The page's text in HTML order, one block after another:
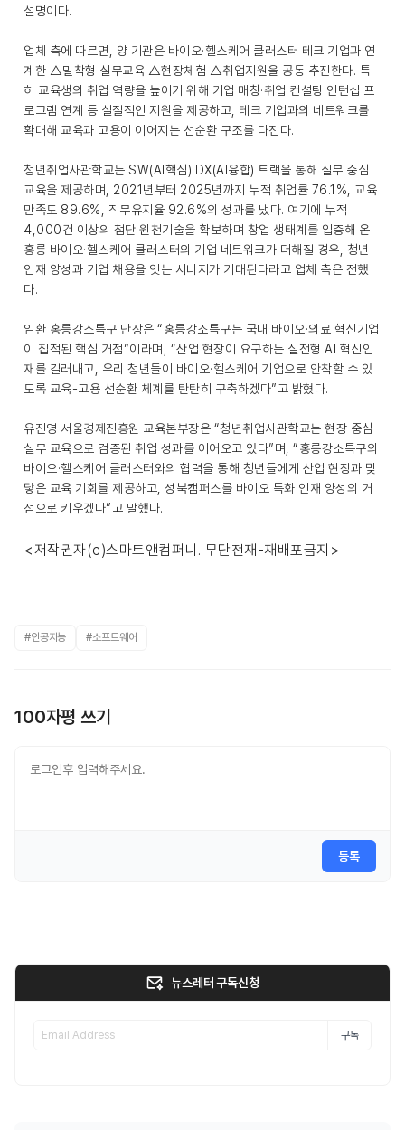
설명이다.
업체 측에 따르면, 양 기관은 바이오·헬스케어 클러스터 테크 기업과 연
계한 △밀착형 실무교육 △현장체험 △취업지원을 공동 추진한다. 특
히 교육생의 취업 역량을 높이기 위해 기업 매칭·취업 컨설팅·인턴십 프
로그램 연계 등 실질적인 지원을 제공하고, 테크 기업과의 네트워크를
확대해 교육과 고용이 이어지는 선순환 구조를 다진다.
청년취업사관학교는 SW(AI핵심)·DX(AI융합) 트랙을 통해 실무 중심
교육을 제공하며, 2021년부터 2025년까지 누적 취업률 76.1%, 교육
만족도 89.6%, 직무유지율 92.6%의 성과를 냈다. 여기에 누적
4,000건 이상의 첨단 원천기술을 확보하며 창업 생태계를 입증해 온
홍릉 바이오·헬스케어 클러스터의 기업 네트워크가 더해질 경우, 청년
인재 양성과 기업 채용을 잇는 시너지가 기대된다라고 업체 측은 전했
다.
임환 홍릉강소특구 단장은 “홍릉강소특구는 국내 바이오·의료 혁신기업
이 집적된 핵심 거점”이라며, “산업 현장이 요구하는 실전형 AI 혁신인
재를 길러내고, 우리 청년들이 바이오·헬스케어 기업으로 안착할 수 있
도록 교육-고용 선순환 체계를 탄탄히 구축하겠다”고 밝혔다.
유진영 서울경제진흥원 교육본부장은 “청년취업사관학교는 현장 중심
실무 교육으로 검증된 취업 성과를 이어오고 있다”며, “홍릉강소특구의
바이오·헬스케어 클러스터와의 협력을 통해 청년들에게 산업 현장과 맞
닿은 교육 기회를 제공하고, 성북캠퍼스를 바이오 특화 인재 양성의 거
점으로 키우겠다”고 말했다.
<저작권자(c)스마트앤컴퍼니. 무단전재-재배포금지>
#인공지능 #소프트웨어
100자평 쓰기
등록
뉴스레터 구독신청
구독